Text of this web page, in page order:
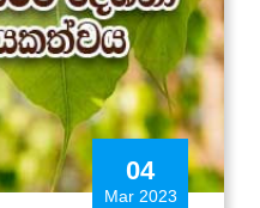
04
Mar 2023